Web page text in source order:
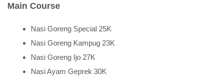
Main Course
Nasi Goreng Special 25K
Nasi Goreng Kampug 23K
Nasi Goreng Ijo 27K
Nasi Ayam Geprek 30K